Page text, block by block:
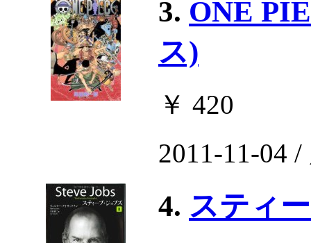
3. ONE
ス)
￥ 420
2011-11-04
4. スティ